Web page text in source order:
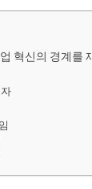
혁신의 경계를